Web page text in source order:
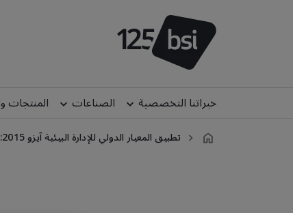
خبراتنا التخصصية الصناعات المنتجات
ar-
تطبيق المعيار الدولي للإدارة البيئية آيزو 14001:2015 متوفر باللغتين العربية والانكليزية